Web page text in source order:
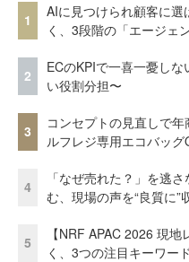
1
AIに見つけられ顧客に
く、3段階の「エージェ
2
ECのKPIで一喜一憂し
い役割分担〜
3
コンセプトの見直しで
ルフレジ専用エコバッ
4
「なぜ売れた？」を逃
む、現場の声を“良質に”
5
【NRF APAC 2026 現
く、3つの注目キーワード